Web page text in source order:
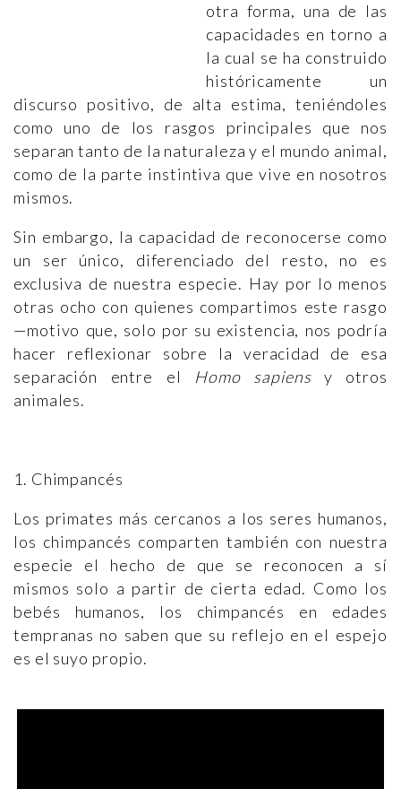
otra forma, una de las
capacidades en torno a
la cual se ha construido
históricamente un
discurso positivo, de alta estima, teniéndoles
como uno de los rasgos principales que nos
separan tanto de la naturaleza y el mundo animal,
como de la parte instintiva que vive en nosotros
mismos.
Sin embargo, la capacidad de reconocerse como
un ser único, diferenciado del resto, no es
exclusiva de nuestra especie. Hay por lo menos
otras ocho con quienes compartimos este rasgo
—motivo que, solo por su existencia, nos podría
hacer reflexionar sobre la veracidad de esa
separación entre el Homo sapiensy otros
animales.
1. Chimpancés
Los primates más cercanos a los seres humanos,
los chimpancés comparten también con nuestra
especie el hecho de que se reconocen a sí
mismos solo a partir de cierta edad. Como los
bebés humanos, los chimpancés en edades
tempranas no saben que su reflejo en el espejo
es el suyo propio.